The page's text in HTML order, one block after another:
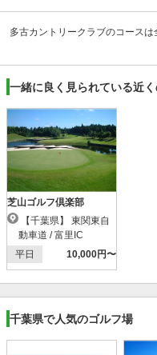
一緒に良く見られている近
芝山ゴルフ倶楽部
動車道 / 富里IC
平日
10,000円〜
千葉県で人気のゴルフ場